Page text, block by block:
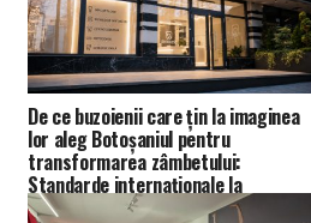
De ce buzoienii care țin la imaginea
lor aleg Botoșaniul pentru
transformarea zâmbetului:
Standarde internaționale la
Dentastic